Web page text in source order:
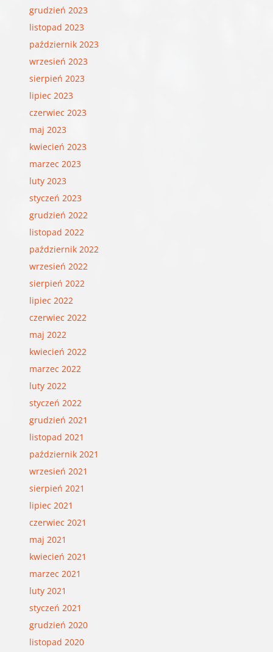
grudzień 2023
listopad 2023
październik 2023
wrzesień 2023
sierpień 2023
lipiec 2023
czerwiec 2023
maj 2023
kwiecień 2023
marzec 2023
luty 2023
styczeń 2023
grudzień 2022
listopad 2022
październik 2022
wrzesień 2022
sierpień 2022
lipiec 2022
czerwiec 2022
maj 2022
kwiecień 2022
marzec 2022
luty 2022
styczeń 2022
grudzień 2021
listopad 2021
październik 2021
wrzesień 2021
sierpień 2021
lipiec 2021
czerwiec 2021
maj 2021
kwiecień 2021
marzec 2021
luty 2021
styczeń 2021
grudzień 2020
listopad 2020